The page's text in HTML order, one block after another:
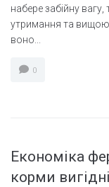
набере забійну
утримання та вищою
воно...
0
Економіка
корми